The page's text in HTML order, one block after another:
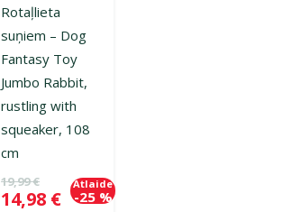
Rotaļlieta
suņiem – Dog
Fantasy Toy
Jumbo Rabbit,
rustling with
squeaker, 108
cm
Oriģinālā cena
19,99 €
Cena
14,98 €
Atlaide
-25 %